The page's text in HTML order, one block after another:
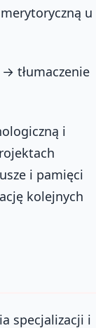
u
tłumaczenie
i
i pamięci
kolejnych
specjalizacji i